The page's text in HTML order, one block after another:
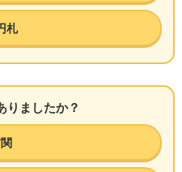
札
りましたか？